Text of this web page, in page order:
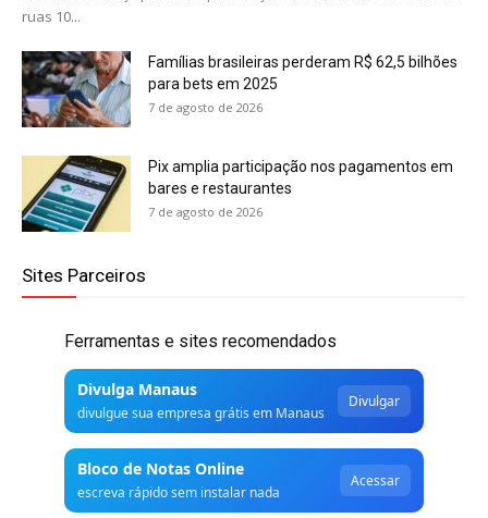
ruas 10...
Famílias brasileiras perderam R$ 62,5 bilhões
para bets em 2025
7 de agosto de 2026
Pix amplia participação nos pagamentos em
bares e restaurantes
7 de agosto de 2026
Sites Parceiros
Ferramentas e sites recomendados
Divulga Manaus
divulgue sua empresa grátis em Manaus
Divulgar
Bloco de Notas Online
escreva rápido sem instalar nada
Acessar